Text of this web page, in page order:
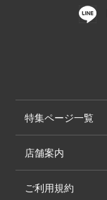
特集ページ一覧
店舗案内
ご利用規約